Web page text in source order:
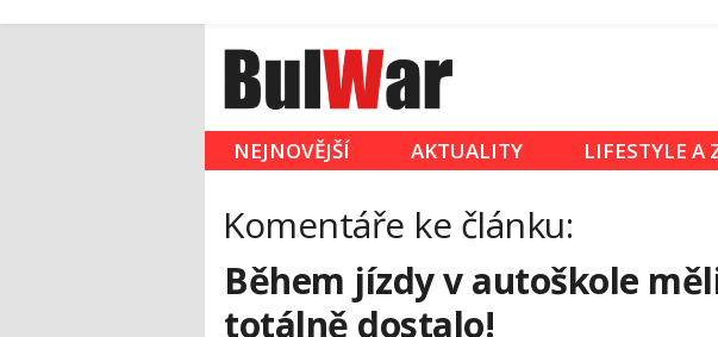
NEJNOVĚJŠÍ AKTUALITY LIFESTYLE A
Komentáře ke článku:
Během jízdy v autoškole
totálně dostalo!